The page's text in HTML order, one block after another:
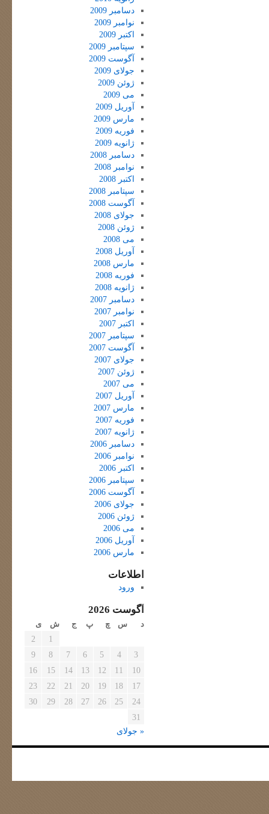
دسامبر 2009
نوامبر 2009
اکتبر 2009
سپتامبر 2009
آگوست 2009
جولای 2009
ژوئن 2009
می 2009
آوریل 2009
مارس 2009
فوریه 2009
ژانویه 2009
دسامبر 2008
نوامبر 2008
اکتبر 2008
سپتامبر 2008
آگوست 2008
جولای 2008
ژوئن 2008
می 2008
آوریل 2008
مارس 2008
فوریه 2008
ژانویه 2008
دسامبر 2007
نوامبر 2007
اکتبر 2007
سپتامبر 2007
آگوست 2007
جولای 2007
ژوئن 2007
می 2007
آوریل 2007
مارس 2007
فوریه 2007
ژانویه 2007
دسامبر 2006
نوامبر 2006
اکتبر 2006
سپتامبر 2006
آگوست 2006
جولای 2006
ژوئن 2006
می 2006
آوریل 2006
مارس 2006
اطلاعات
ورود
آگوست 2026
د س چ پ ج ش ی
1
2
3
4
5
6
7
8
9
10
11
12
13
14
15
16
17
18
19
20
21
22
23
24
25
26
27
28
29
30
31
« جولای